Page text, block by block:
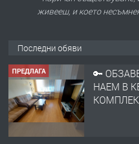
живееш, и което
Последни обяви
ПРЕДЛАГА
🔑
НАЕМ В